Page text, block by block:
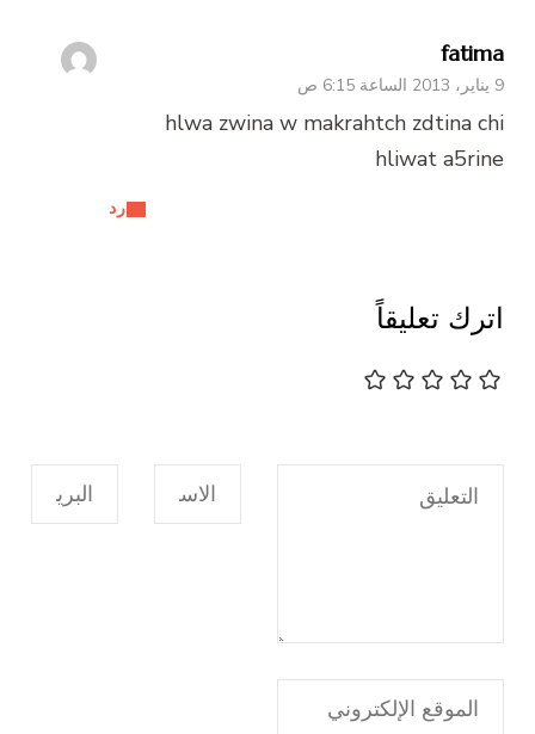
fatima
9 يناير، 2013 الساعة 6:15 ص
رد
hlwa zwina w makrahtch zdtina chi
hliwat a5rine
اترك تعليقاً